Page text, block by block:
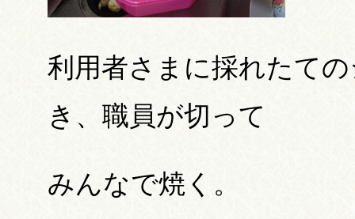
利用者さまに採れたて
き、職員が切って
みんなで焼く。